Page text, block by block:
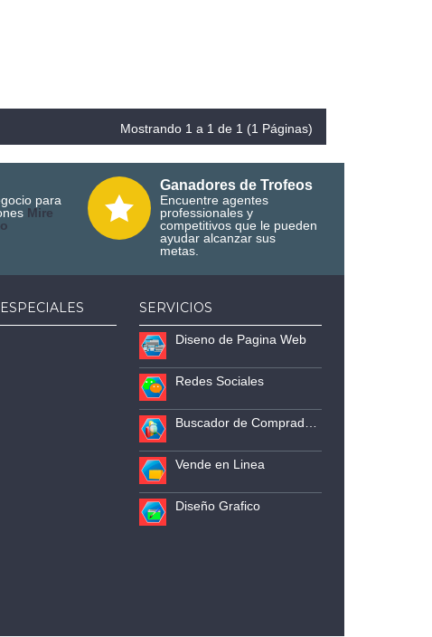
Mostrando 1 a 1 de 1 (1 Páginas)
para
Mire
Ganadores de Trofeos
Encuentre agentes
professionales y
competitivos que le pueden
ayudar alcanzar sus
metas.
SERVICIOS
Diseno de Pagina Web
Redes Sociales
Vende en Linea
Diseño Grafico